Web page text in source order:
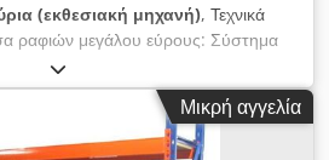
(εκθεσιακή μηχανή), Τεχνικά
ραφιών μεγάλου εύρους: Σύστημα
WR 600 Dkjdshtippepfx Anxer
01x διαγώνιο μέλος ραφιών
Χρώμα υλικού: RAL 5010 gentian
x 40 x 1,25 mm Τύπος δοκού: TR4-
Μικρή αγγελία